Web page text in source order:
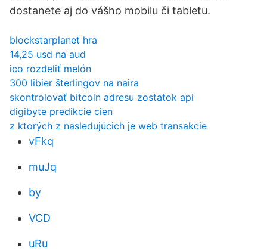
dostanete aj do vášho mobilu či tabletu.
blockstarplanet hra
14,25 usd na aud
ico rozdeliť melón
300 libier šterlingov na naira
skontrolovať bitcoin adresu zostatok api
digibyte predikcie cien
z ktorých z nasledujúcich je web transakcie
vFkq
muJq
by
VCD
uRu